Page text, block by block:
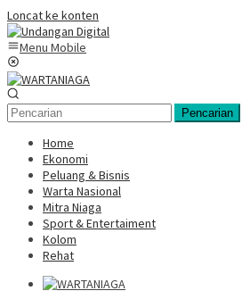
Loncat ke konten
Menu Mobile
Pencarian
Home
Ekonomi
Peluang & Bisnis
Warta Nasional
Mitra Niaga
Sport & Entertaiment
Kolom
Rehat